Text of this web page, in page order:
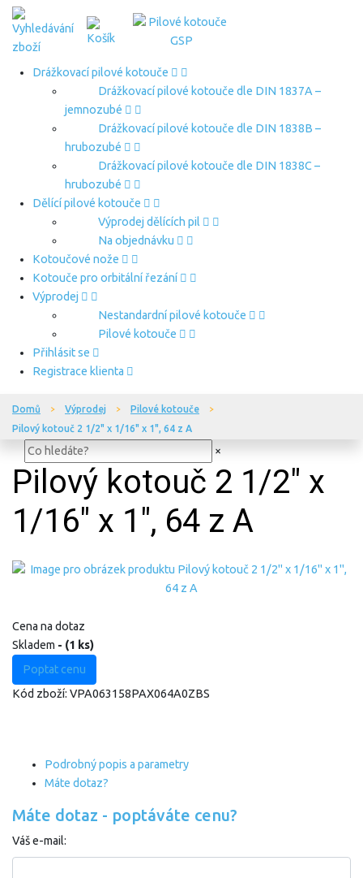
Drážkovací pilové kotouče
Drážkovací pilové kotouče dle DIN 1837A –
jemnozubé
Drážkovací pilové kotouče dle DIN 1838B –
hrubozubé
Drážkovací pilové kotouče dle DIN 1838C –
hrubozubé
Dělící pilové kotouče
Výprodej dělících pil
Na objednávku
Kotoučové nože
Kotouče pro orbitální řezání
Výprodej
Nestandardní pilové kotouče
Pilové kotouče
Přihlásit se
Registrace klienta
Domů Výprodej
Pilové kotouče
Pilový kotouč 2 1/2" x 1/16" x 1", 64 z A
×
Pilový kotouč 2 1/2" x
1/16" x 1", 64 z A
Cena na dotaz
Skladem - (1 ks)
Poptat cenu
Kód zboží: VPA063158PAX064A0ZBS
Podrobný popis a parametry
Máte dotaz?
Máte dotaz - poptáváte cenu?
Váš e-mail: